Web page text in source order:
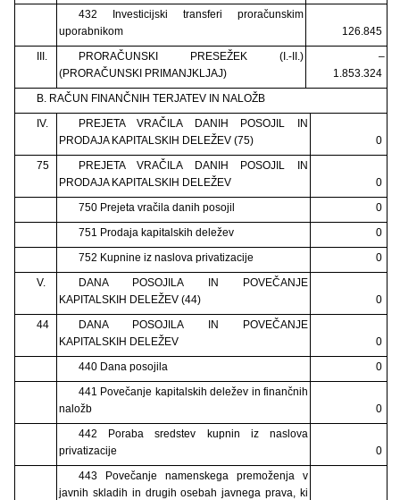
432 Investicijski transferi proračunskim
uporabnikom
126.845
III.
PRORAČUNSKI PRESEŽEK (I.-II.)
(PRORAČUNSKI PRIMANJKLJAJ)
–
1.853.324
B. RAČUN FINANČNIH TERJATEV IN NALOŽB
IV.
PREJETA VRAČILA DANIH POSOJIL IN
PRODAJA KAPITALSKIH DELEŽEV (75)
0
75
PREJETA VRAČILA DANIH POSOJIL IN
PRODAJA KAPITALSKIH DELEŽEV
0
750 Prejeta vračila danih posojil
0
751 Prodaja kapitalskih deležev
0
752 Kupnine iz naslova privatizacije
0
V.
DANA POSOJILA IN POVEČANJE
KAPITALSKIH DELEŽEV (44)
0
44
DANA POSOJILA IN POVEČANJE
KAPITALSKIH DELEŽEV
0
440 Dana posojila
0
441 Povečanje kapitalskih deležev in finančnih
naložb
0
442 Poraba sredstev kupnin iz naslova
privatizacije
0
443 Povečanje namenskega premoženja v
javnih skladih in drugih osebah javnega prava, ki